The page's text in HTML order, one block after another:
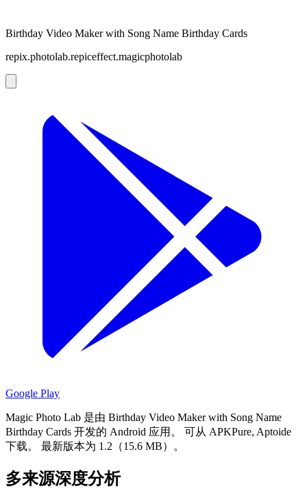
Birthday Video Maker with Song Name Birthday Cards
repix.photolab.repiceffect.magicphotolab
Google Play
Magic Photo Lab 是由 Birthday Video Maker with Song Name
Birthday Cards 开发的 Android 应用。
可从 APKPure, Aptoide
下载。
最新版本为 1.2（15.6 MB）。
多来源深度分析